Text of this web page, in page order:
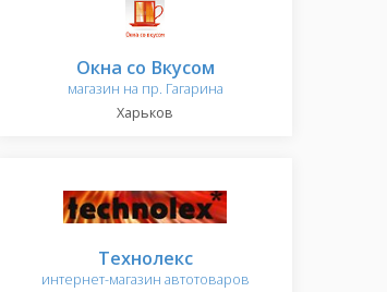
Окна со Вкусом
магазин на пр. Гагарина
Харьков
Технолекс
интернет-магазин автотоваров